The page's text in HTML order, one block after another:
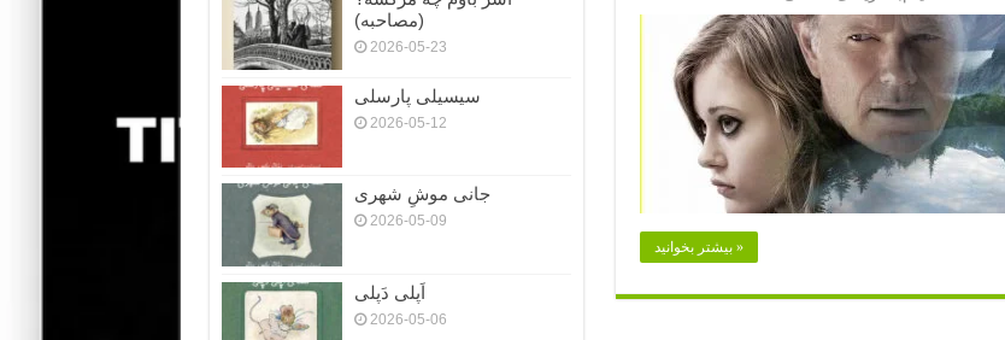
بیشتر بخوانید »
(مصاحبه)
2026-05-23
سیسیلی پارسلی
2026-05-12
جانی موشِ شهری
2026-05-09
اَپلی دَپلی
2026-05-06